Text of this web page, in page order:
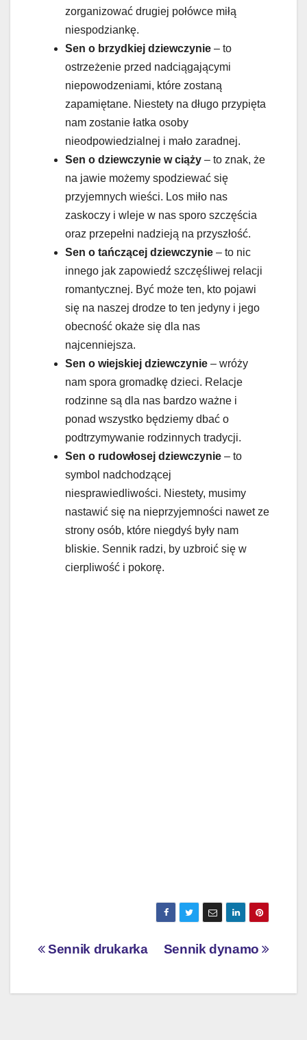
zorganizować drugiej połówce miłą
niespodziankę.
Sen o brzydkiej dziewczynie – to
ostrzeżenie przed nadciągającymi
niepowodzeniami, które zostaną
zapamiętane. Niestety na długo przypięta
nam zostanie łatka osoby
nieodpowiedzialnej i mało zaradnej.
Sen o dziewczynie w ciąży – to znak, że
na jawie możemy spodziewać się
przyjemnych wieści. Los miło nas
zaskoczy i wleje w nas sporo szczęścia
oraz przepełni nadzieją na przyszłość.
Sen o tańczącej dziewczynie – to nic
innego jak zapowiedź szczęśliwej relacji
romantycznej. Być może ten, kto pojawi
się na naszej drodze to ten jedyny i jego
obecność okaże się dla nas
najcenniejsza.
Sen o wiejskiej dziewczynie – wróży
nam spora gromadkę dzieci. Relacje
rodzinne są dla nas bardzo ważne i
ponad wszystko będziemy dbać o
podtrzymywanie rodzinnych tradycji.
Sen o rudowłosej dziewczynie – to
symbol nadchodzącej
niesprawiedliwości. Niestety, musimy
nastawić się na nieprzyjemności nawet ze
strony osób, które niegdyś były nam
bliskie. Sennik radzi, by uzbroić się w
cierpliwość i pokorę.
Nawigacja
Sennik dynamo
Sennik drukarka